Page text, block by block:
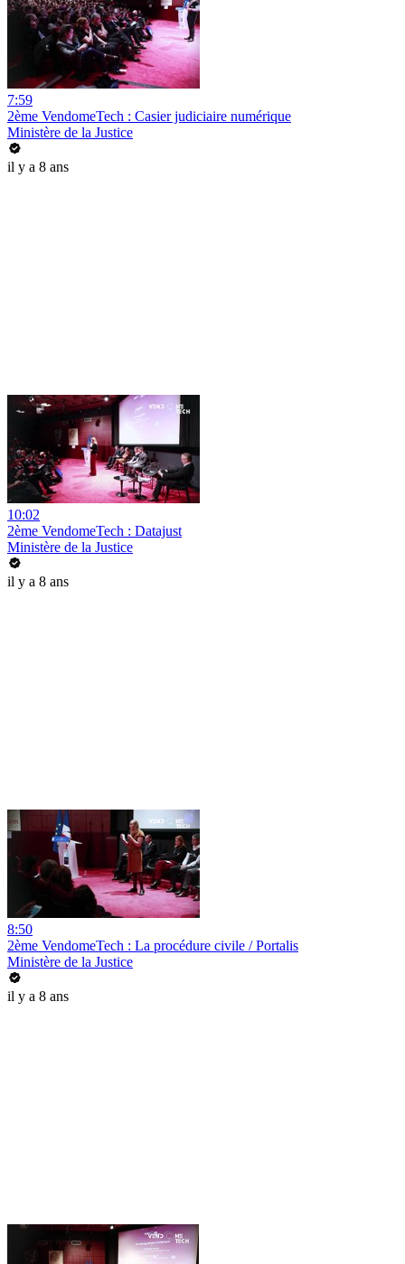
7:59
2ème VendomeTech : Casier judiciaire numérique
Ministère de la Justice
il y a 8 ans
10:02
2ème VendomeTech : Datajust
Ministère de la Justice
il y a 8 ans
8:50
2ème VendomeTech : La procédure civile / Portalis
Ministère de la Justice
il y a 8 ans